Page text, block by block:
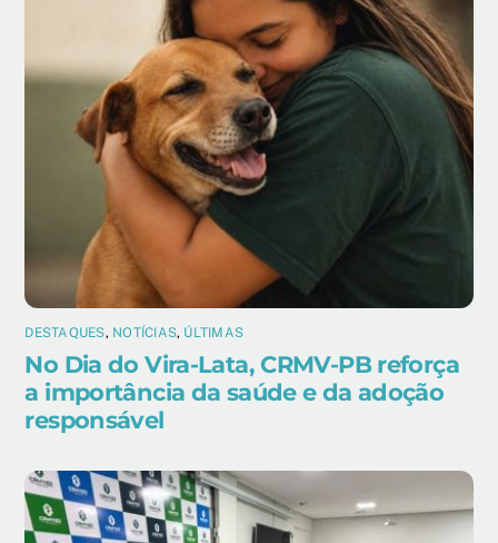
DESTAQUES, NOTÍCIAS, ÚLTIMAS
No Dia do Vira-Lata, CRMV-PB reforça
a importância da saúde e da adoção
responsável